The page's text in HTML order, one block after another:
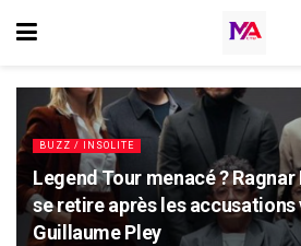
BUZZ / INSOLITE
Legend Tour menacé ?
se retire après les accusations
Guillaume Pley